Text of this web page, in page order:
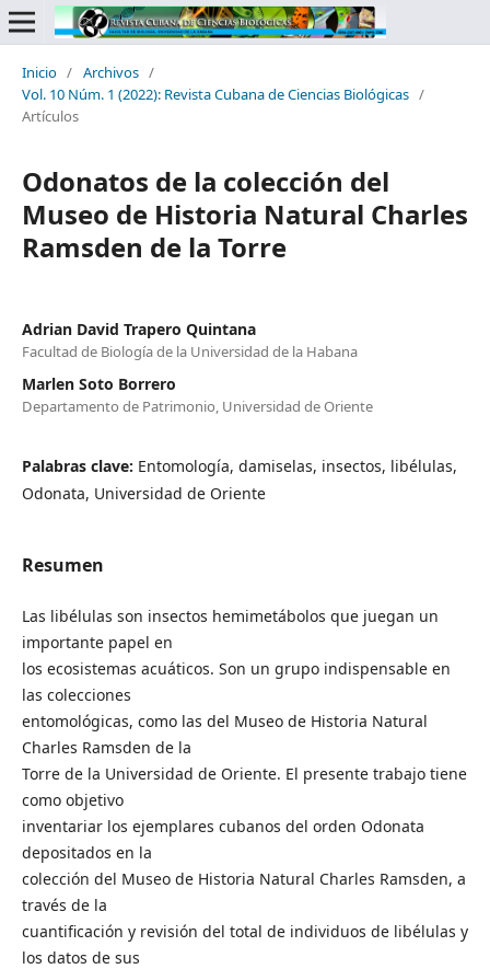
Inicio / Archivos /
Vol. 10 Núm. 1 (2022): Revista Cubana de Ciencias Biológicas /
Artículos
Odonatos de la colección del
Museo de Historia Natural Charles
Ramsden de la Torre
Adrian David Trapero Quintana
Facultad de Biología de la Universidad de la Habana
Marlen Soto Borrero
Departamento de Patrimonio, Universidad de Oriente
Palabras clave: Entomología, damiselas, insectos, libélulas,
Odonata, Universidad de Oriente
Resumen
Las libélulas son insectos hemimetábolos que juegan un
importante papel en
los ecosistemas acuáticos. Son un grupo indispensable en
las colecciones
entomológicas, como las del Museo de Historia Natural
Charles Ramsden de la
Torre de la Universidad de Oriente. El presente trabajo tiene
como objetivo
inventariar los ejemplares cubanos del orden Odonata
depositados en la
colección del Museo de Historia Natural Charles Ramsden, a
través de la
cuantificación y revisión del total de individuos de libélulas y
los datos de sus